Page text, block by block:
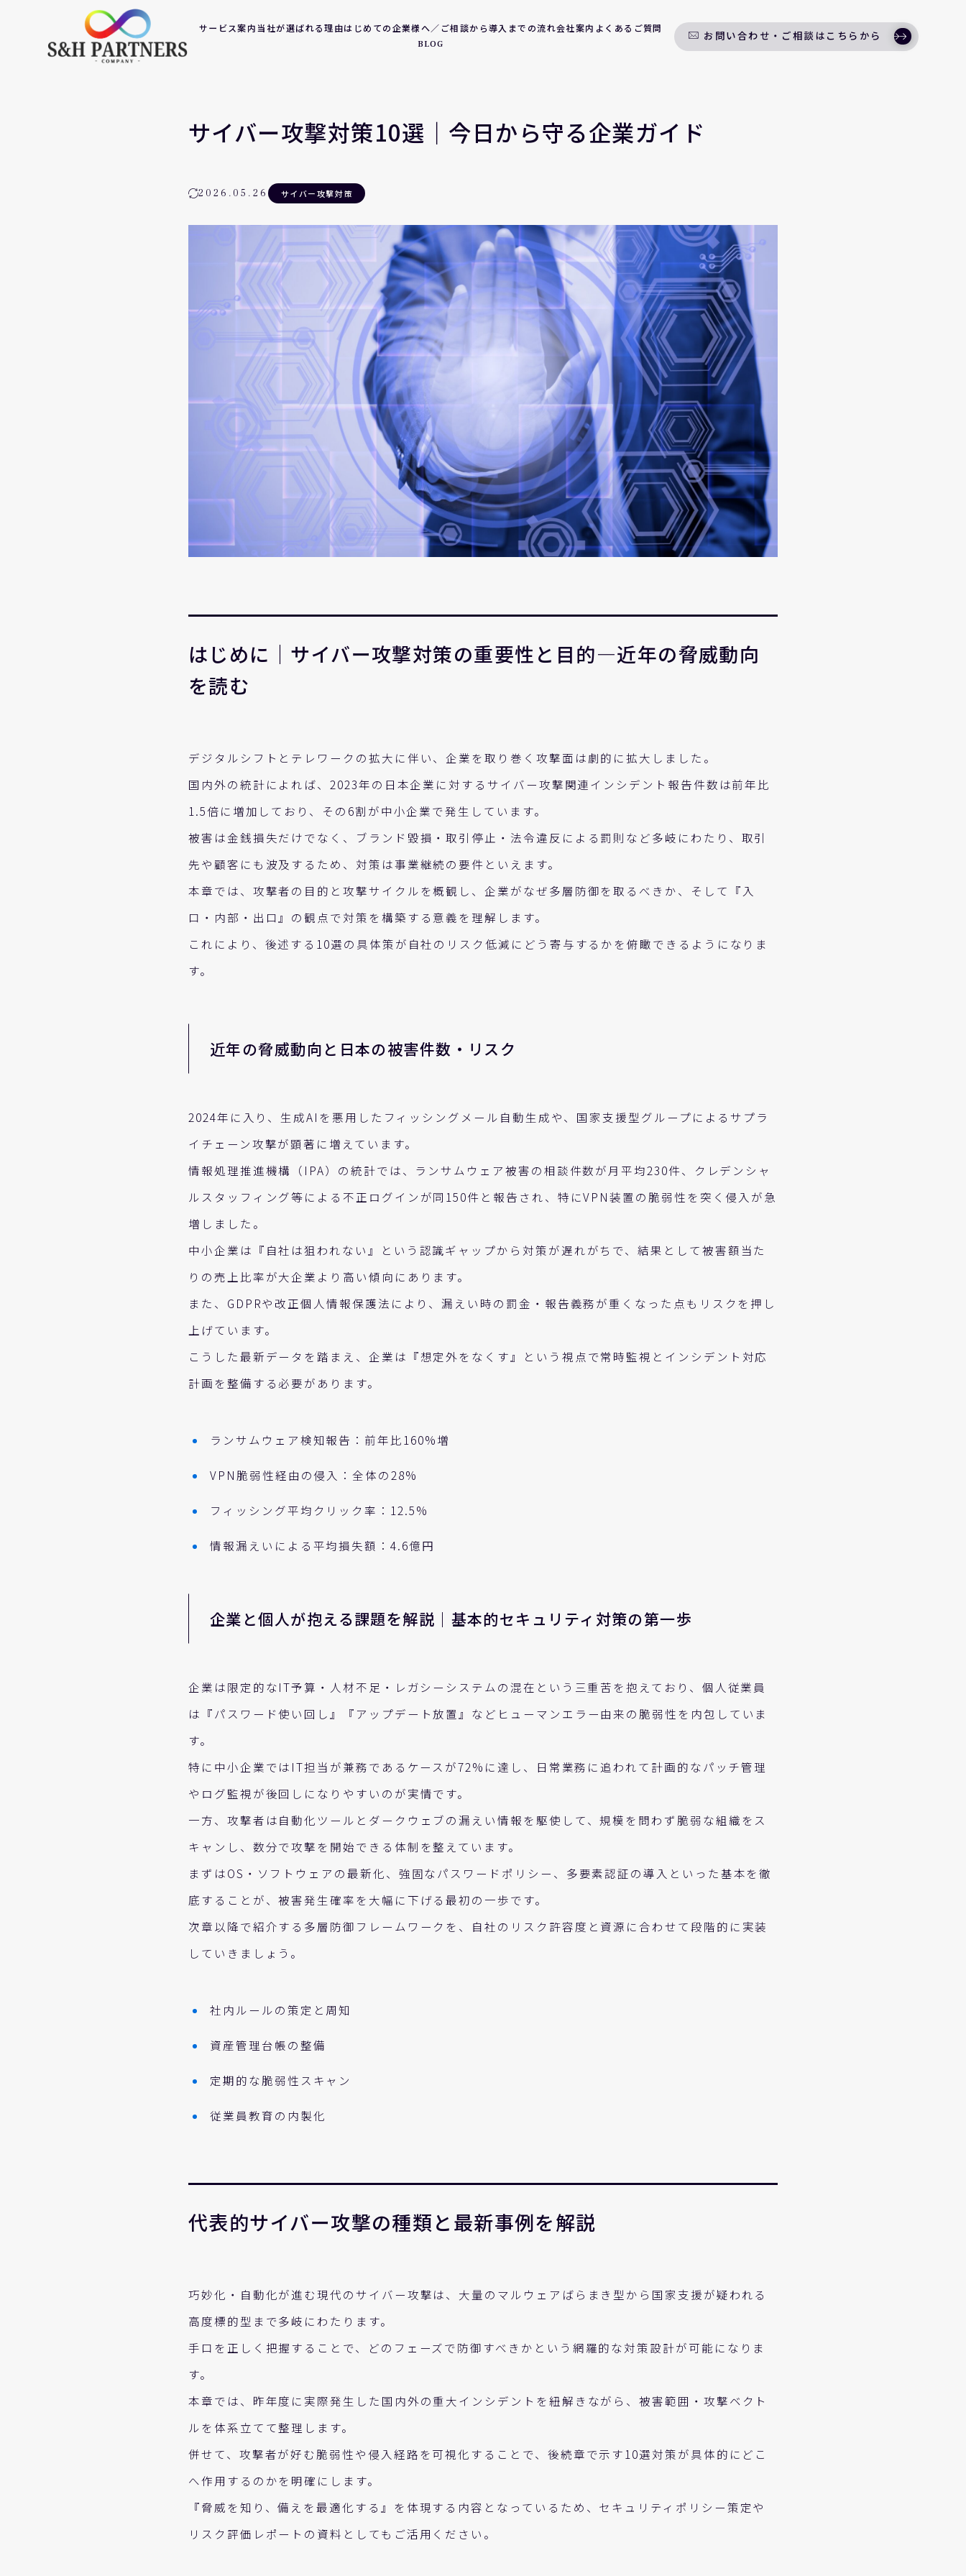
サービス案内当社が選ばれる理由はじめての企業様へ／ご相談から導入までの流れ会社案内 よくあるご質問
BLOG
お問い合わせ・ご相談はこちらから
サイバー攻撃対策10選｜今日から守る企業ガイド
2026.05.26 サイバー攻撃対策
はじめに｜サイバー攻撃対策の重要性と目的―近年の脅威動向
を読む
デジタルシフトとテレワークの拡大に伴い、企業を取り巻く攻撃面は劇的に拡大しました。
国内外の統計によれば、2023年の日本企業に対するサイバー攻撃関連インシデント報告件数は前年比
1.5倍に増加しており、その6割が中小企業で発生しています。
被害は金銭損失だけでなく、ブランド毀損・取引停止・法令違反による罰則など多岐にわたり、取引
先や顧客にも波及するため、対策は事業継続の要件といえます。
本章では、攻撃者の目的と攻撃サイクルを概観し、企業がなぜ多層防御を取るべきか、そして『入
口・内部・出口』の観点で対策を構築する意義を理解します。
これにより、後述する10選の具体策が自社のリスク低減にどう寄与するかを俯瞰できるようになりま
す。
近年の脅威動向と日本の被害件数・リスク
2024年に入り、生成AIを悪用したフィッシングメール自動生成や、国家支援型グループによるサプラ
イチェーン攻撃が顕著に増えています。
情報処理推進機構（IPA）の統計では、ランサムウェア被害の相談件数が月平均230件、クレデンシャ
ルスタッフィング等による不正ログインが同150件と報告され、特にVPN装置の脆弱性を突く侵入が急
増しました。
中小企業は『自社は狙われない』という認識ギャップから対策が遅れがちで、結果として被害額当た
りの売上比率が大企業より高い傾向にあります。
また、GDPRや改正個人情報保護法により、漏えい時の罰金・報告義務が重くなった点もリスクを押し
上げています。
こうした最新データを踏まえ、企業は『想定外をなくす』という視点で常時監視とインシデント対応
計画を整備する必要があります。
ランサムウェア検知報告：前年比160%増
VPN脆弱性経由の侵入：全体の28%
フィッシング平均クリック率：12.5%
情報漏えいによる平均損失額：4.6億円
企業と個人が抱える課題を解説｜基本的セキュリティ対策の第一歩
企業は限定的なIT予算・人材不足・レガシーシステムの混在という三重苦を抱えており、個人従業員
は『パスワード使い回し』『アップデート放置』などヒューマンエラー由来の脆弱性を内包していま
す。
特に中小企業ではIT担当が兼務であるケースが72%に達し、日常業務に追われて計画的なパッチ管理
やログ監視が後回しになりやすいのが実情です。
一方、攻撃者は自動化ツールとダークウェブの漏えい情報を駆使して、規模を問わず脆弱な組織をス
キャンし、数分で攻撃を開始できる体制を整えています。
まずはOS・ソフトウェアの最新化、強固なパスワードポリシー、多要素認証の導入といった基本を徹
底することが、被害発生確率を大幅に下げる最初の一歩です。
次章以降で紹介する多層防御フレームワークを、自社のリスク許容度と資源に合わせて段階的に実装
していきましょう。
社内ルールの策定と周知
資産管理台帳の整備
定期的な脆弱性スキャン
従業員教育の内製化
代表的サイバー攻撃の種類と最新事例を解説
巧妙化・自動化が進む現代のサイバー攻撃は、大量のマルウェアばらまき型から国家支援が疑われる
高度標的型まで多岐にわたります。
手口を正しく把握することで、どのフェーズで防御すべきかという網羅的な対策設計が可能になりま
す。
本章では、昨年度に実際発生した国内外の重大インシデントを紐解きながら、被害範囲・攻撃ベクト
ルを体系立てて整理します。
併せて、攻撃者が好む脆弱性や侵入経路を可視化することで、後続章で示す10選対策が具体的にどこ
へ作用するのかを明確にします。
『脅威を知り、備えを最適化する』を体現する内容となっているため、セキュリティポリシー策定や
リスク評価レポートの資料としてもご活用ください。